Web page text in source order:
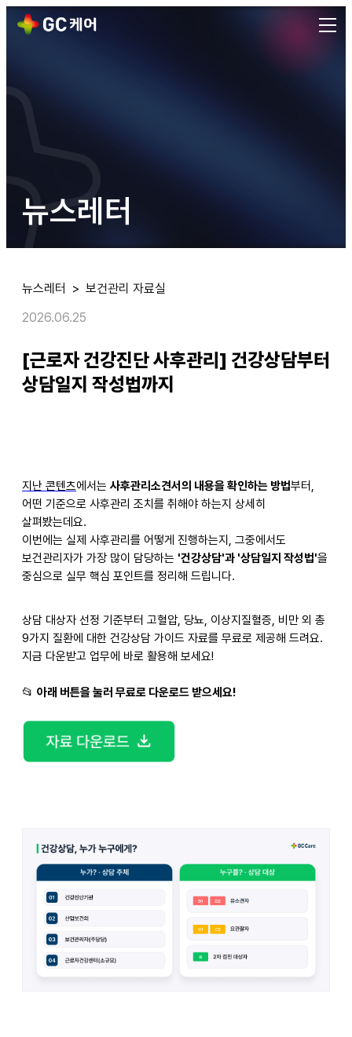
[근로자 건강진단 사후관리] 건강상담부터 상담일지 작성법까
뉴스레터
뉴스레터 > 보건관리 자료실
2026.06.25
[근로자 건강진단 사후관리] 건강상담부터
상담일지 작성법까지
지난 콘텐츠에서는 사후관리소견서의 내용을 확인하는 방법부터,
어떤 기준으로 사후관리 조치를 취해야 하는지 상세히
살펴봤는데요.
이번에는 실제 사후관리를 어떻게 진행하는지, 그중에서도
보건관리자가 가장 많이 담당하는 '건강상담'과 '상담일지 작성법'을
중심으로 실무 핵심 포인트를 정리해 드립니다.
상담 대상자 선정 기준부터 고혈압, 당뇨, 이상지질혈증, 비만 외 총
9가지 질환에 대한 건강상담 가이드 자료를 무료로 제공해 드려요.
지금 다운받고 업무에 바로 활용해 보세요!
📂 아래 버튼을 눌러 무료로 다운로드 받으세요!